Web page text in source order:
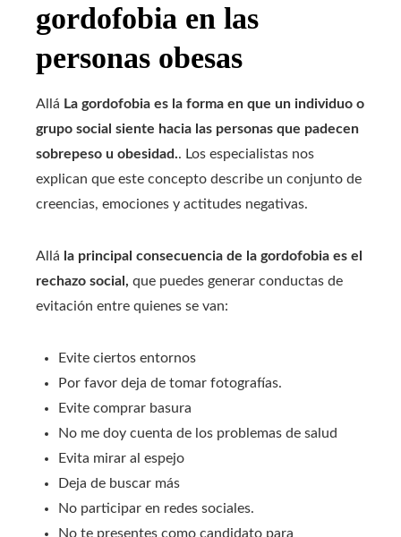
gordofobia en las
personas obesas
Allá La gordofobia es la forma en que un individuo o
grupo social siente hacia las personas que padecen
sobrepeso u obesidad.. Los especialistas nos
explican que este concepto describe un conjunto de
creencias, emociones y actitudes negativas.
Allá la principal consecuencia de la gordofobia es el
rechazo social, que puedes generar conductas de
evitación entre quienes se van:
Evite ciertos entornos
Por favor deja de tomar fotografías.
Evite comprar basura
No me doy cuenta de los problemas de salud
Evita mirar al espejo
Deja de buscar más
No participar en redes sociales.
No te presentes como candidato para